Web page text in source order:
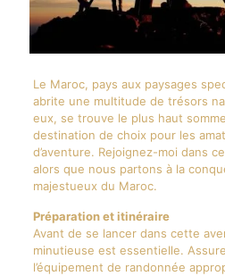
Le Maroc, pays aux paysages
abrite une multitude de trésors
eux, se trouve le plus haut
destination de choix pour les
d’aventure. Rejoignez-moi dans
alors que nous partons à la
majestueux du Maroc.
Préparation et itinéraire
Avant de se lancer dans cette
minutieuse est essentielle.
l’équipement de randonnée